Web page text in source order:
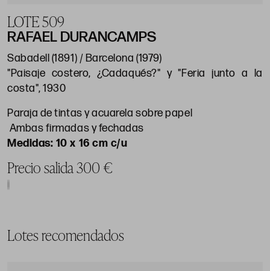
LOTE 509
RAFAEL DURANCAMPS
Sabadell (1891) / Barcelona (1979)
"Paisaje costero, ¿Cadaqués?" y "Feria junto a la
costa", 1930
Paraja de tintas y acuarela sobre papel
Ambas firmadas y fechadas
10 x 16 cm c/u
Precio salida 300 €
Lotes recomendados